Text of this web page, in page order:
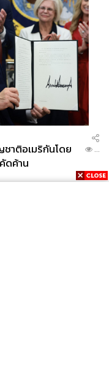
ด้และเงินที่ต้องใช้มัน
กษณะของวิกฤตโค
ปช่วยเหลือประชาชน
มีเงินสำรองเหลือ
งของการช่วยเหลือ
ด้ผ่านการอุดหนุน
ล่าสุดมีการเปิด
ทุกสาขา
าติอเมริกันโดย
ดค้าน
...